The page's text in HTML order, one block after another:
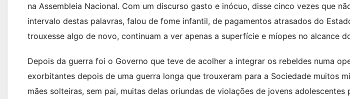
na Assembleia Nacional. Com um discurso gasto e inócuo, disse cinco vezes que
intervalo destas palavras, falou de fome infantil, de pagamentos atrasados do
trouxesse algo de novo, continuam a ver apenas a superfície e míopes no alcance
Depois da guerra foi o Governo que teve de acolher a integrar os rebeldes numa
exorbitantes depois de uma guerra longa que trouxeram para a Sociedade muitos
mães solteiras, sem pai, muitas delas oriundas de violações de jovens